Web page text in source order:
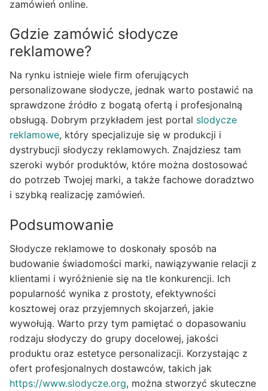
zamówień online.
Gdzie zamówić słodycze
reklamowe?
Na rynku istnieje wiele firm oferujących
personalizowane słodycze, jednak warto postawić na
sprawdzone źródło z bogatą ofertą i profesjonalną
obsługą. Dobrym przykładem jest portal slodycze
reklamowe, który specjalizuje się w produkcji i
dystrybucji słodyczy reklamowych. Znajdziesz tam
szeroki wybór produktów, które można dostosować
do potrzeb Twojej marki, a także fachowe doradztwo
i szybką realizację zamówień.
Podsumowanie
Słodycze reklamowe to doskonały sposób na
budowanie świadomości marki, nawiązywanie relacji z
klientami i wyróżnienie się na tle konkurencji. Ich
popularność wynika z prostoty, efektywności
kosztowej oraz przyjemnych skojarzeń, jakie
wywołują. Warto przy tym pamiętać o dopasowaniu
rodzaju słodyczy do grupy docelowej, jakości
produktu oraz estetyce personalizacji. Korzystając z
ofert profesjonalnych dostawców, takich jak
https://www.slodycze.org, można stworzyć skuteczne